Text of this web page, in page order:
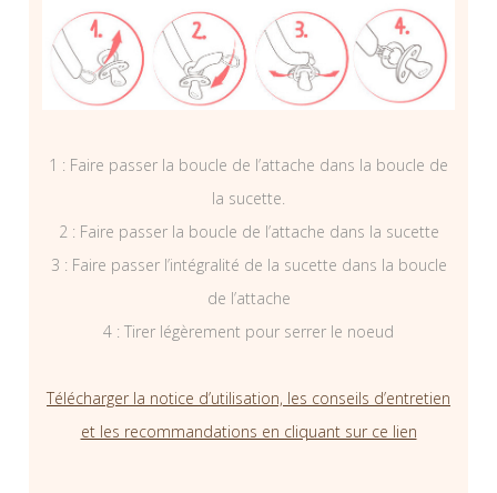
1 : Faire passer la boucle de l’attache dans la boucle de
la sucette.
2 : Faire passer la boucle de l’attache dans la sucette
3 : Faire passer l’intégralité de la sucette dans la boucle
de l’attache
4 : Tirer légèrement pour serrer le noeud
Télécharger la notice d’utilisation, les conseils d’entretien
et les recommandations en cliquant sur ce lien